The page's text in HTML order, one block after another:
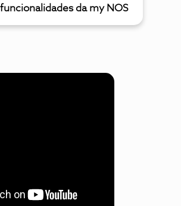
funcionalidades da my NOS